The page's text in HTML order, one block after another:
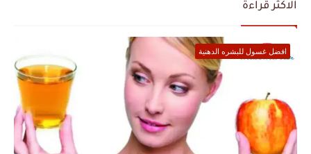
الاكثر قراءة
افضل غسول للبشره الدهنية